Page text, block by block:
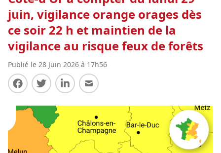
juin, vigilance orange orages dès
ce soir 22 h et maintien de la
vigilance au risque feux de forêts
Publié le 28 Juin 2026 à 17h56
Partager sur Facebook
Partager sur Twitter
Partager sur LinkedIn
Partager par E-mail